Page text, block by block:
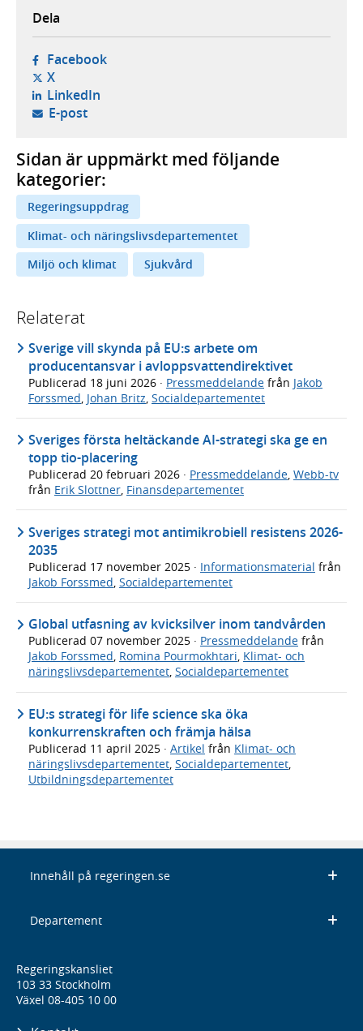
Dela
Facebook- öppnas i ny flik, extern webbplats,
X- öppnas i ny flik, extern webbplats,
LinkedIn- öppnas i ny flik, extern webbplats,
E-post- öppnar din e-postklient,
Sidan är uppmärkt med följande
kategorier:
Regeringsuppdrag
Klimat- och näringslivsdepartementet
Miljö och klimat
Sjukvård
Relaterat
Sverige vill skynda på EU:s arbete om
producentansvar i avloppsvattendirektivet
Publicerad 18 juni 2026 · Pressmeddelande från Jakob
Forssmed Johan Britz Socialdepartementet
Sveriges första heltäckande AI-strategi ska ge en
topp tio-placering
Publicerad 20 februari 2026 · Pressmeddelande, Webb-tv
från Erik Slottner, Finansdepartementet
Sveriges strategi mot antimikrobiell resistens 2026-
2035
Publicerad 17 november 2025 · Informationsmaterial från
Jakob Forssmed, Socialdepartementet
Global utfasning av kvicksilver inom tandvården
Publicerad 07 november 2025 · Pressmeddelande från
Jakob Forssmed, Romina Pourmokhtari, Klimat- och
näringslivsdepartementet, Socialdepartementet
EU:s strategi för life science ska öka
konkurrenskraften och främja hälsa
Publicerad 11 april 2025 · Artikel från Klimat- och
näringslivsdepartementet, Socialdepartementet,
Utbildningsdepartementet
Innehåll på regeringen.se
Departement
Regeringskansliet
103 33 Stockholm
Växel 08-405 10 00